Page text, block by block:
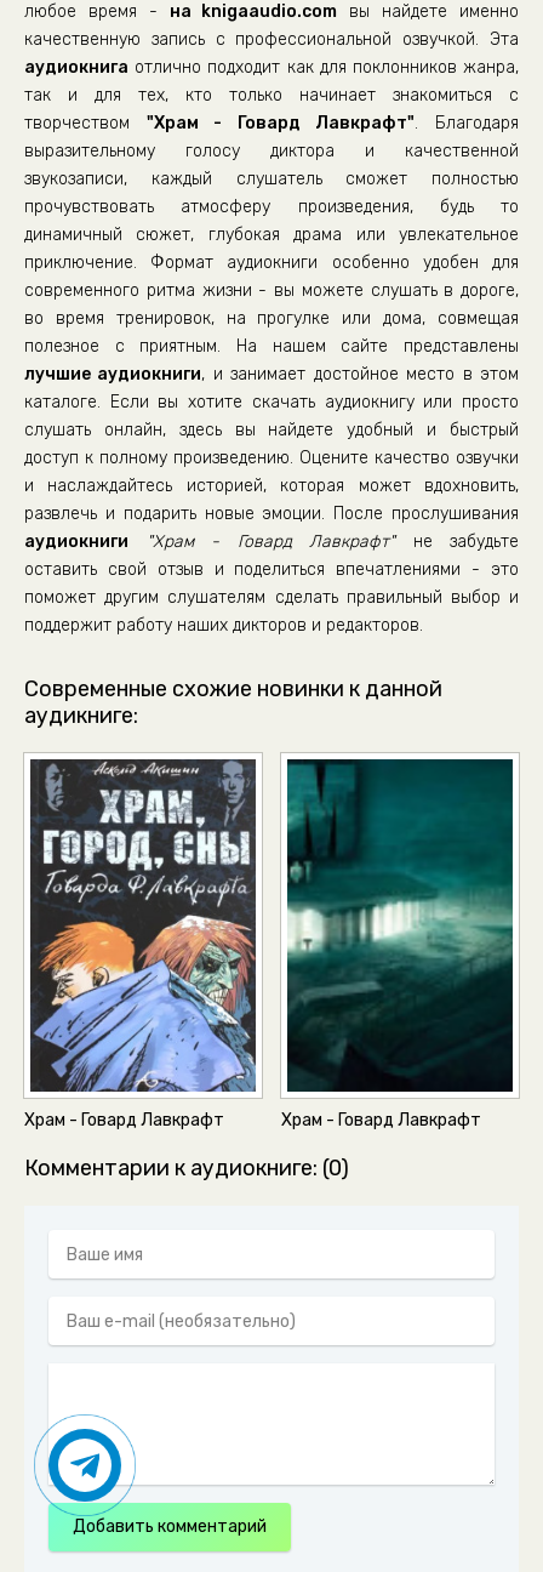
любое время - на knigaaudio.com вы найдете именно
качественную запись с профессиональной озвучкой. Эта
аудиокнига отлично подходит как для поклонников жанра,
так и для тех, кто только начинает знакомиться с
творчеством "Храм - Говард Лавкрафт". Благодаря
выразительному голосу диктора и качественной
звукозаписи, каждый слушатель сможет полностью
прочувствовать атмосферу произведения, будь то
динамичный сюжет, глубокая драма или увлекательное
приключение. Формат аудиокниги особенно удобен для
современного ритма жизни - вы можете слушать в дороге,
во время тренировок, на прогулке или дома, совмещая
полезное с приятным. На нашем сайте представлены
лучшие аудиокниги, и занимает достойное место в этом
каталоге. Если вы хотите скачать аудиокнигу или просто
слушать онлайн, здесь вы найдете удобный и быстрый
доступ к полному произведению. Оцените качество озвучки
и наслаждайтесь историей, которая может вдохновить,
развлечь и подарить новые эмоции. После прослушивания
аудиокниги
"Храм - Говард Лавкрафт"не забудьте
оставить свой отзыв и поделиться впечатлениями - это
поможет другим слушателям сделать правильный выбор и
поддержит работу наших дикторов и редакторов.
Современные схожие новинки к данной
аудикниге:
Храм - Говард Лавкрафт Храм - Говард Лавкрафт
Комментарии к аудиокниге: (0)
Добавить комментарий